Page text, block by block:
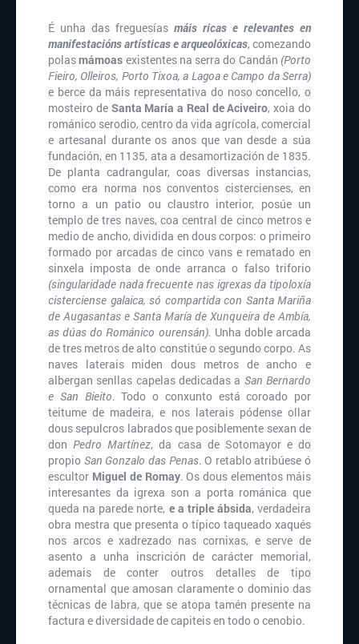
É unha das freguesías máis ricas e relevantes en
manifestacións artísticas e arqueolóxicas, comezando
polasmámoas existentes na serra do Candán (Porto
Fieiro, Olleiros, Porto Tixoa, a Lagoa e Campo da Serra)
e berce da máis representativa do noso concello, o
mosteiro deSanta María a Real de Aciveiro, xoia do
románico serodio, centro da vida agrícola, comercial
e artesanal durante os anos que van desde a súa
fundación, en 1135, ata a desamortización de 1835.
De planta cadrangular, coas diversas instancias,
como era norma nos conventos cistercienses, en
torno a un patio ou claustro interior, posúe un
templo de tres naves, coa central de cinco metros e
medio de ancho, dividida en dous corpos: o primeiro
formado por arcadas de cinco vans e rematado en
sinxela imposta de onde arranca o falso triforio
(singularidade nada frecuente nas igrexas da tipoloxía
cisterciense galaica, só compartida con Santa Mariña
de Augasantas e Santa María de Xunqueira de Ambía,
as dúas do Románico ourensán). Unha doble arcada
de tres metros de alto constitúe o segundo corpo. As
naves laterais miden dous metros de ancho e
albergan senllas capelas dedicadas a San Bernardo
e San Bieito. Todo o conxunto está coroado por
teitume de madeira, e nos laterais pódense ollar
dous sepulcros labrados que posiblemente sexan de
donPedro Martínez, da casa de Sotomayor e do
propio San Gonzalo das Penas. O retablo atribúese ó
escultor Miguel de Romay. Os dous elementos máis
interesantes da igrexa son a porta románica que
queda na parede norte, e a triple ábsida, verdadeira
obra mestra que presenta o típico taqueado xaqués
nos arcos e xadrezado nas cornixas, e serve de
asento a unha inscrición de carácter memorial,
ademais de conter outros detalles de tipo
ornamental que amosan claramente o dominio das
técnicas de labra, que se atopa tamén presente na
factura e diversidade de capiteis en todo o cenobio.